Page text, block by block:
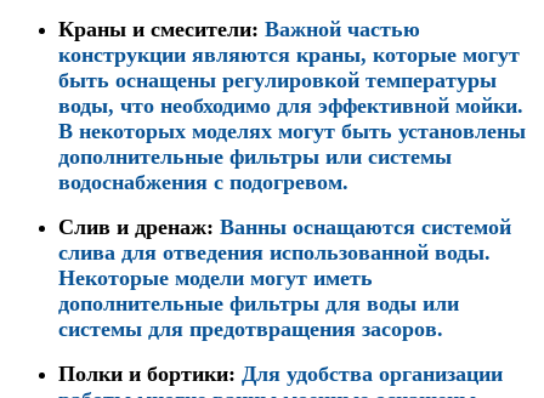
Краны и смесители: Важной частью
конструкции являются краны, которые могут
быть оснащены регулировкой температуры
воды, что необходимо для эффективной мойки.
В некоторых моделях могут быть установлены
дополнительные фильтры или системы
водоснабжения с подогревом.
Слив и дренаж: Ванны оснащаются системой
слива для отведения использованной воды.
Некоторые модели могут иметь
дополнительные фильтры для воды или
системы для предотвращения засоров.
Полки и бортики: Для удобства организации